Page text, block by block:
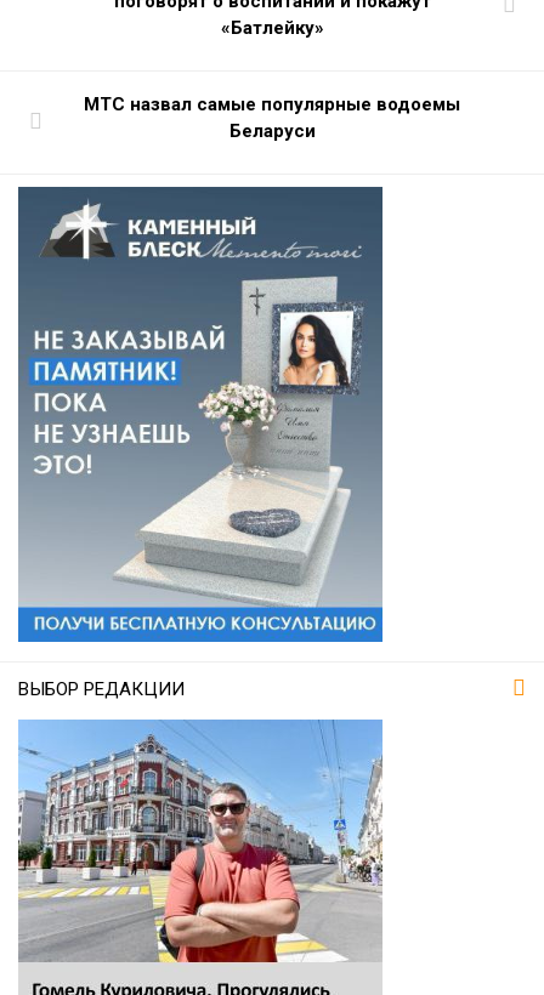
«Батлейку»
МТС назвал самые популярные водоемы
Беларуси
ВЫБОР РЕДАКЦИИ